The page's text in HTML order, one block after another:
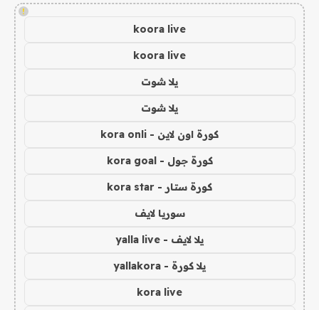
!
koora live
koora live
يلا شوت
يلا شوت
كورة اون لاين - kora onli
كورة جول - kora goal
كورة ستار - kora star
سوريا لايف
يلا لايف - yalla live
يلا كورة - yallakora
kora live